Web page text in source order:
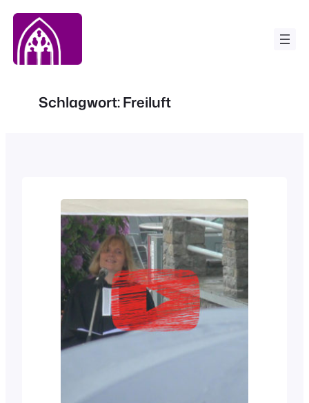
Zum
Inhalt
springen
Schlagwort:Freiluft